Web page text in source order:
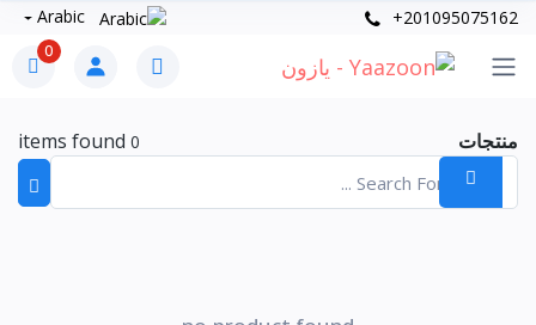
+201095075162
0
منتجات 0